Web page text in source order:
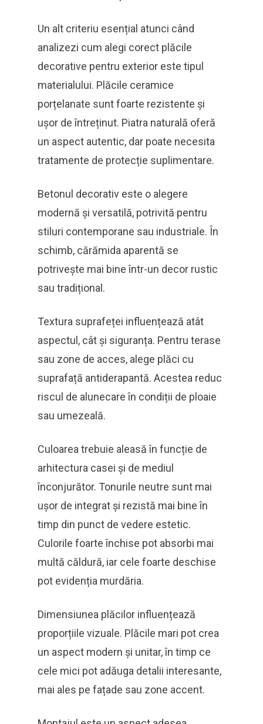
Un alt criteriu esențial atunci când
analizezi cum alegi corect plăcile
decorative pentru exterior este tipul
materialului. Plăcile ceramice
porțelanate sunt foarte rezistente și
ușor de întreținut. Piatra naturală oferă
un aspect autentic, dar poate necesita
tratamente de protecție suplimentare.
Betonul decorativ este o alegere
modernă și versatilă, potrivită pentru
stiluri contemporane sau industriale. În
schimb, cărămida aparentă se
potrivește mai bine într-un decor rustic
sau tradițional.
Textura suprafeței influențează atât
aspectul, cât și siguranța. Pentru terase
sau zone de acces, alege plăci cu
suprafață antiderapantă. Acestea reduc
riscul de alunecare în condiții de ploaie
sau umezeală.
Culoarea trebuie aleasă în funcție de
arhitectura casei și de mediul
înconjurător. Tonurile neutre sunt mai
ușor de integrat și rezistă mai bine în
timp din punct de vedere estetic.
Culorile foarte închise pot absorbi mai
multă căldură, iar cele foarte deschise
pot evidenția murdăria.
Dimensiunea plăcilor influențează
proporțiile vizuale. Plăcile mari pot crea
un aspect modern și unitar, în timp ce
cele mici pot adăuga detalii interesante,
mai ales pe fațade sau zone accent.